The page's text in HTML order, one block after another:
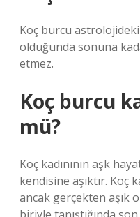
Koç burcu astrolojideki
olduğunda sonuna
etmez.
Koç burcu
mü?
Koç kadınının aşk
kendisine aşıktır. Koç
ancak gerçekten aşık